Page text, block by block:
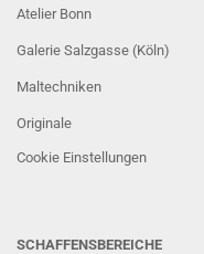
Atelier Bonn
Galerie Salzgasse (Köln)
Maltechniken
Originale
Cookie Einstellungen
SCHAFFENSBEREICHE